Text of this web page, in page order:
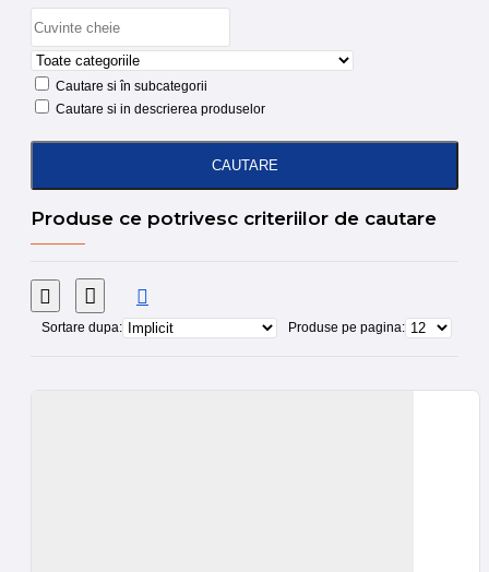
Cautare si în subcategorii
Cautare si in descrierea produselor
CAUTARE
Produse ce potrivesc criteriilor de cautare
Sortare dupa: Produse pe pagina: